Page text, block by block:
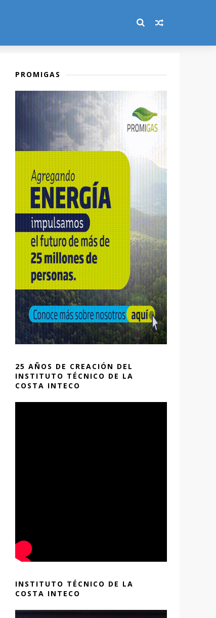
PROMIGAS
25 AÑOS DE CREACIÓN DEL
INSTITUTO TÉCNICO DE LA
COSTA INTECO
INSTITUTO TÉCNICO DE LA
COSTA INTECO